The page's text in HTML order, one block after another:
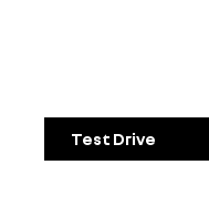
Test Drive